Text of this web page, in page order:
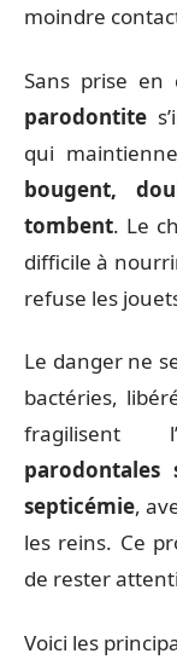
moindre
Sans prise en
parodontite
qui
bougent,
tombent. Le
difficile à
refuse les
Le danger ne
bactéries,
fragilisent
septicémie,
les reins. Ce
de rester
Voici les